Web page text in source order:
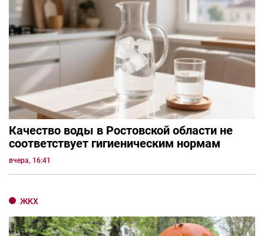
Качество воды в Ростовской области не
соответствует гигиеническим нормам
вчера, 16:41
ЖКХ